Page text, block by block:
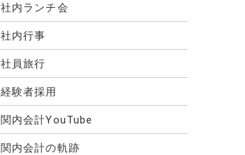
社内ランチ会
社内行事
社員旅行
経験者採用
関内会計YouTube
関内会計の軌跡